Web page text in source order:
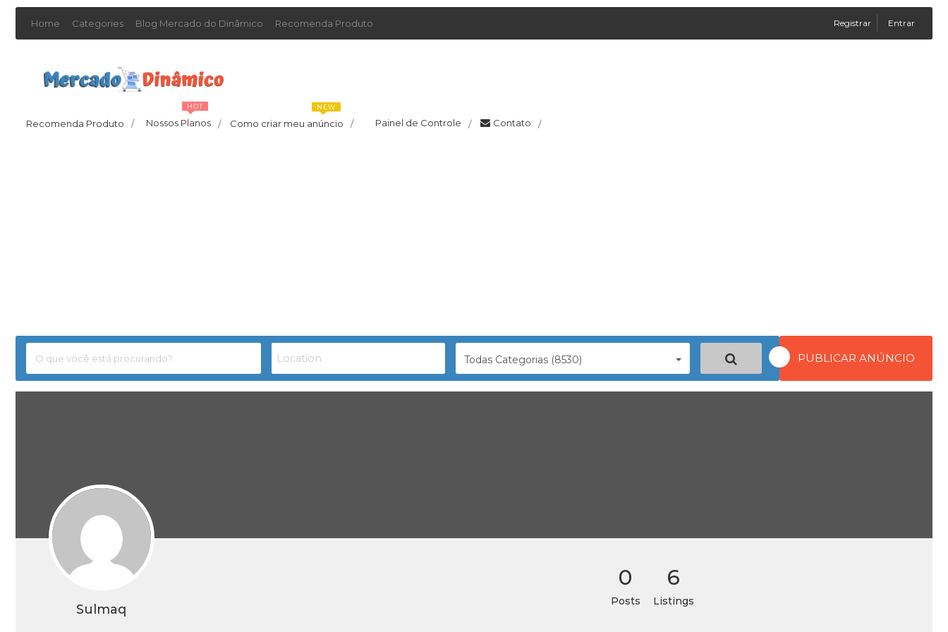
Home Categories Blog Mercado do Dinâmico Recomenda Produto Registrar Entrar
Recomenda Produto / Nossos Planos /
HOT
Como criar meu anúncio /
NEW
Painel de Controle / Contato /
Todas Categorias (8530) PUBLICAR ANÚNCIO
Sulmaq
0
Posts
6
Listings